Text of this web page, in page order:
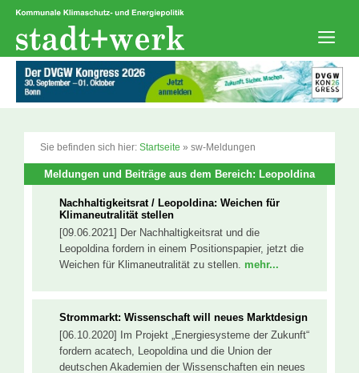
Zum
springen
Sie befinden sich hier: Startseite » sw-Meldungen
Meldungen und Beiträge aus dem Bereich: Leopoldina
Nachhaltigkeitsrat / Leopoldina: Weichen für
Klimaneutralität stellen
[09.06.2021] Der Nachhaltigkeitsrat und die
Leopoldina fordern in einem Positionspapier, jetzt die
Weichen für Klimaneutralität zu stellen. mehr...
Strommarkt: Wissenschaft will neues Marktdesign
[06.10.2020] Im Projekt „Energiesysteme der Zukunft“
fordern acatech, Leopoldina und die Union der
deutschen Akademien der Wissenschaften ein neues